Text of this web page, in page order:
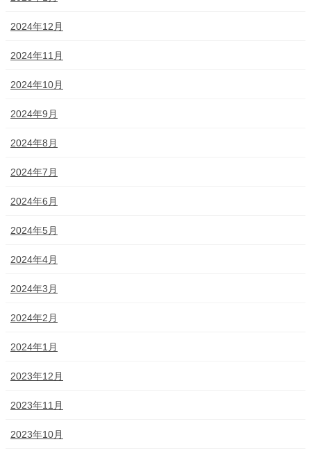
2024年12月
2024年11月
2024年10月
2024年9月
2024年8月
2024年7月
2024年6月
2024年5月
2024年4月
2024年3月
2024年2月
2024年1月
2023年12月
2023年11月
2023年10月